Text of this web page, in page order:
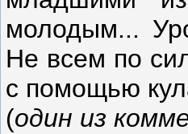
молодым...
Не всем по
с помощью
(один из